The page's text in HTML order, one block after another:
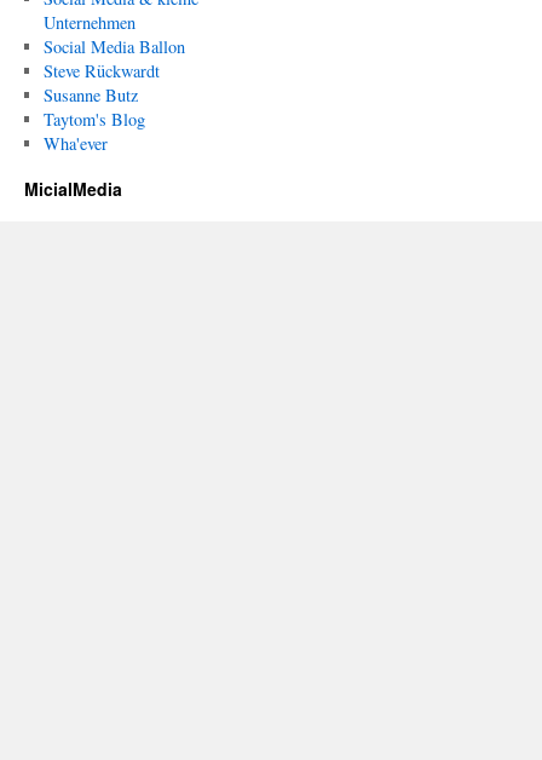
Unternehmen
Social Media Ballon
Steve Rückwardt
Susanne Butz
Taytom's Blog
Wha'ever
MicialMedia